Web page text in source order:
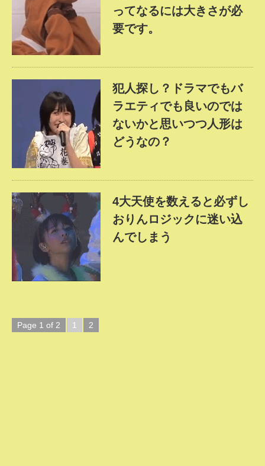
ってなるには大きさが必
要です。
犯人探し？ドラマでもバ
ラエティでも良いのでは
ないかと思いつつ人形は
どうなの？
4大天使を数えると必ずし
おりんロジックに迷い込
んでしまう
Page 1 of 2 1 2